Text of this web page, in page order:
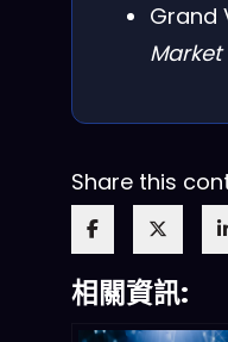
Grand
Market
Share this
相關資訊: